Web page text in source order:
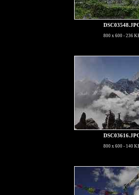
800 x 600 - 236
800 x 600 - 140